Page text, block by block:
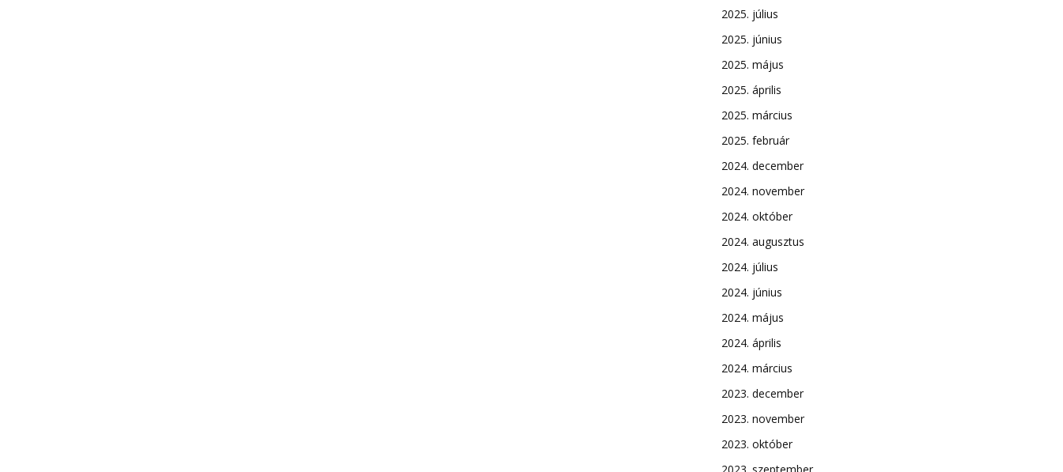
2025. július
2025. június
2025. május
2025. április
2025. március
2025. február
2024. december
2024. november
2024. október
2024. augusztus
2024. július
2024. június
2024. május
2024. április
2024. március
2023. december
2023. november
2023. október